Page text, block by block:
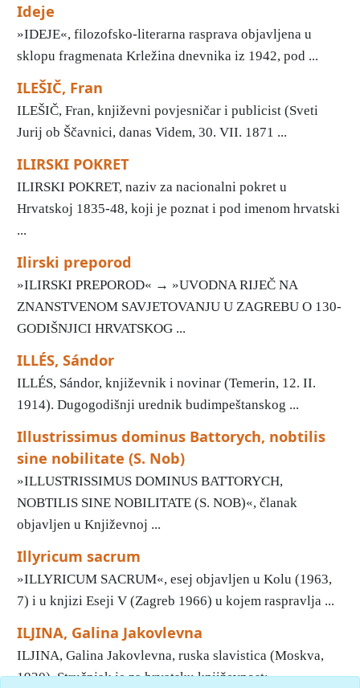
Ideje
»IDEJE«, filozofsko-literarna rasprava objavljena u
sklopu fragmenata Krležina dnevnika iz 1942, pod ...
ILEŠIČ, Fran
ILEŠIČ, Fran, književni povjesničar i publicist (Sveti
Jurij ob Ščavnici, danas Videm, 30. VII. 1871 ...
ILIRSKI POKRET
ILIRSKI POKRET, naziv za nacionalni pokret u
Hrvatskoj 1835-48, koji je poznat i pod imenom hrvatski
...
Ilirski preporod
»ILIRSKI PREPOROD« → »UVODNA RIJEČ NA
ZNANSTVENOM SAVJETOVANJU U ZAGREBU O 130-
GODIŠNJICI HRVATSKOG ...
ILLÉS, Sándor
ILLÉS, Sándor, književnik i novinar (Temerin, 12. II.
1914). Dugogodišnji urednik budimpeštanskog ...
Illustrissimus dominus Battorych, nobtilis
sine nobilitate (S. Nob)
»ILLUSTRISSIMUS DOMINUS BATTORYCH,
NOBTILIS SINE NOBILITATE (S. NOB)«, članak
objavljen u Književnoj ...
Illyricum sacrum
»ILLYRICUM SACRUM«, esej objavljen u Kolu (1963,
7) i u knjizi Eseji V (Zagreb 1966) u kojem raspravlja ...
ILJINA, Galina Jakovlevna
ILJINA, Galina Jakovlevna, ruska slavistica (Moskva,
1930). Stručnjak je za hrvatsku književnost; ...